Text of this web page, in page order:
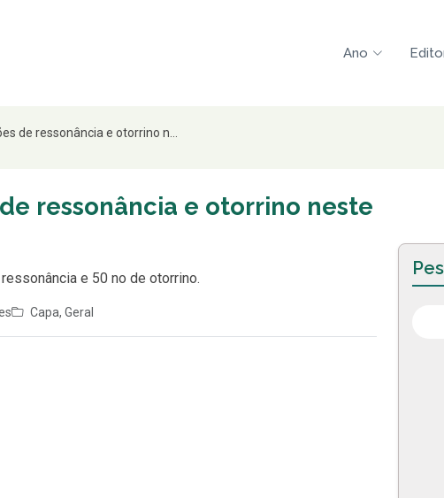
Ano
de ressonância e otorrino n...
ressonância e otorrino neste
e 50 no de otorrino.
Capa, Geral